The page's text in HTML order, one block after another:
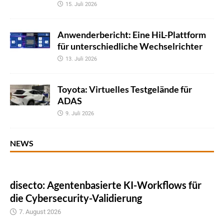
15. Juli 2026
Anwenderbericht: Eine HiL-Plattform
für unterschiedliche Wechselrichter
13. Juli 2026
Toyota: Virtuelles Testgelände für
ADAS
9. Juli 2026
NEWS
disecto: Agentenbasierte KI-Workflows für
die Cybersecurity-Validierung
7. August 2026